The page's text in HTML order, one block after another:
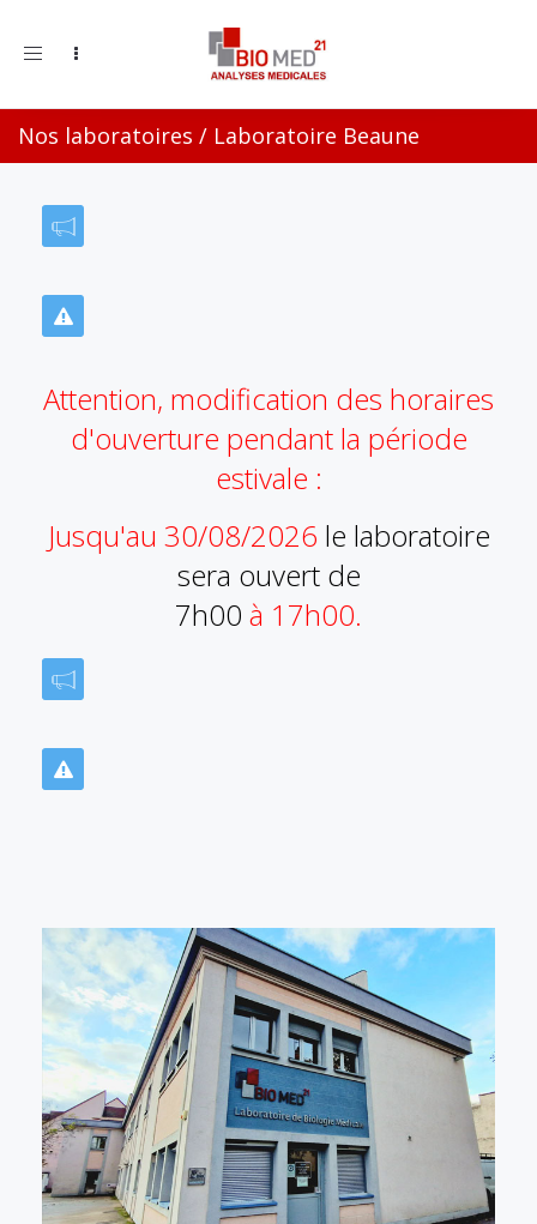
Toggle
Nos laboratoires / Laboratoire Beaune
Attention, modification des horaires
d'ouverture pendant la période
estivale :
Jusqu'au 30/08/2026 le laboratoire
sera ouvert de
7h00 à 17h00.